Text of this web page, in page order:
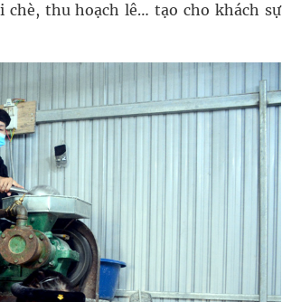
chè, thu hoạch lê… tạo cho khách sự